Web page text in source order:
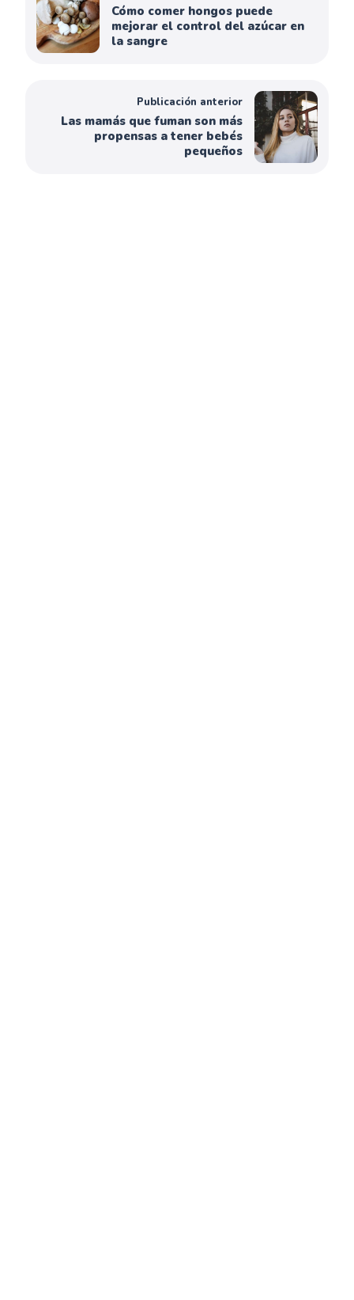
Cómo comer hongos puede
mejorar el control del azúcar en
la sangre
Publicación anterior
Las mamás que fuman son más
propensas a tener bebés
pequeños